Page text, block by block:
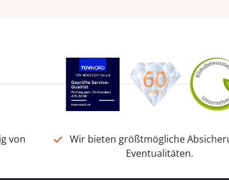
von
Wir bieten größtmögliche
Eventualitäten.